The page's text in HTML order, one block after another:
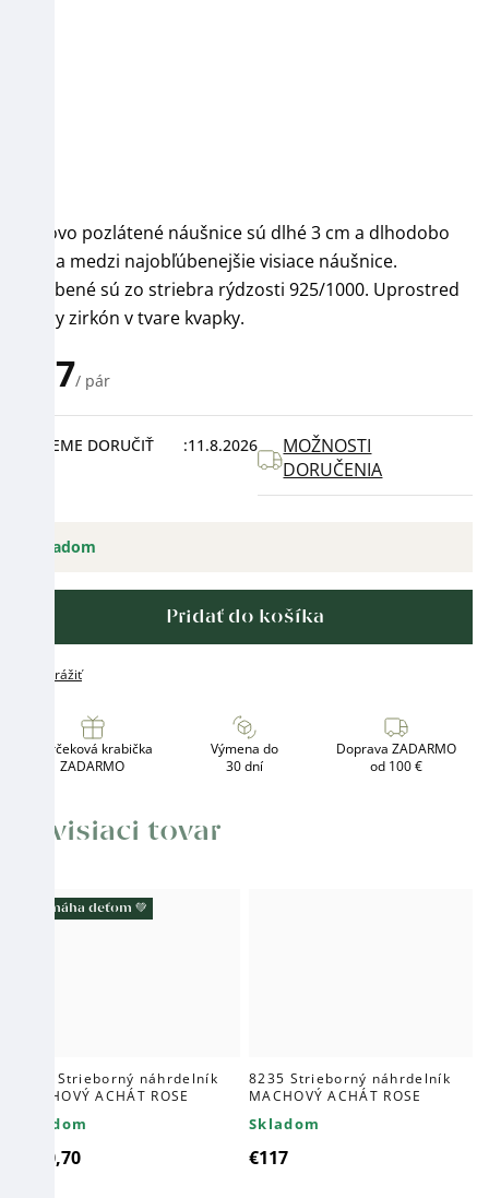
€37/ pár
Jednotková
cena:
Skladom
MÔŽEME DORUČIŤ
11.8.2026
MOŽNOSTI
DORUČENIA
Pridať do košíka
Ružovo pozlátené náušnice sú dlhé 3 cm a dlhodobo
patria medzi najobľúbenejšie visiace náušnice.
Vyrobené sú zo striebra rýdzosti 925/1000. Uprostred
je číry zirkón v tvare kvapky.
Strážiť
Darčeková krabička
ZADARMO
Výmena do
30 dní
Doprava ZADARMO
od 100 €
Súvisiaci tovar
Pomáha deťom 💚
8417 Strieborný náhrdelník
MACHOVÝ ACHÁT ROSE
Skladom
€110,70
8235 Strieborný náhrdelník
MACHOVÝ ACHÁT ROSE
Skladom
€117